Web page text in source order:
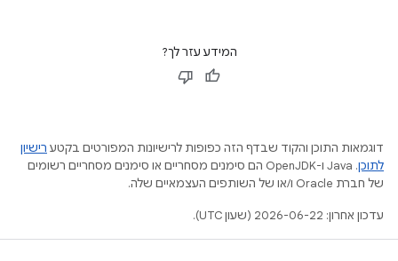
המידע עזר לך?
דוגמאות התוכן והקוד שבדף הזה כפופות לרישיונות המפורטים בקטע רישיון
לתוכן
.‏ Java ו-OpenJDK הם סימנים מסחריים או סימנים מסחריים רשומים
של חברת Oracle ו/או של השותפים העצמאיים שלה.
עדכון אחרון: 2026-06-22 (שעון UTC).